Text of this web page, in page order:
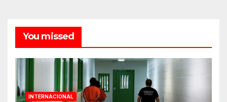
You missed
INTERNACIONAL